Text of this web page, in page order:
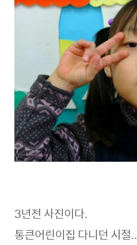
3년전 사진이다.
통큰어린이집 다니던 시절..